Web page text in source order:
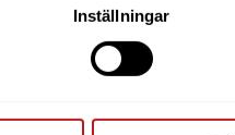
Inställningar
further information.
owner of this website or